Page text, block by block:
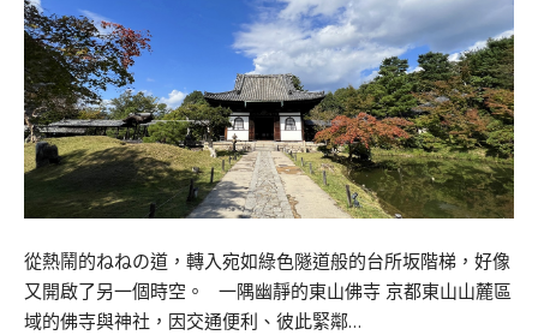
從熱鬧的ねねの道，轉入宛如綠色隧道般的台所坂階梯，好像
又開啟了另一個時空。 一隅幽靜的東山佛寺 京都東山山麓區
域的佛寺與神社，因交通便利、彼此緊鄰…